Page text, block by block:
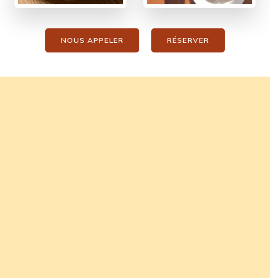
NOUS APPELER RÉSERVER